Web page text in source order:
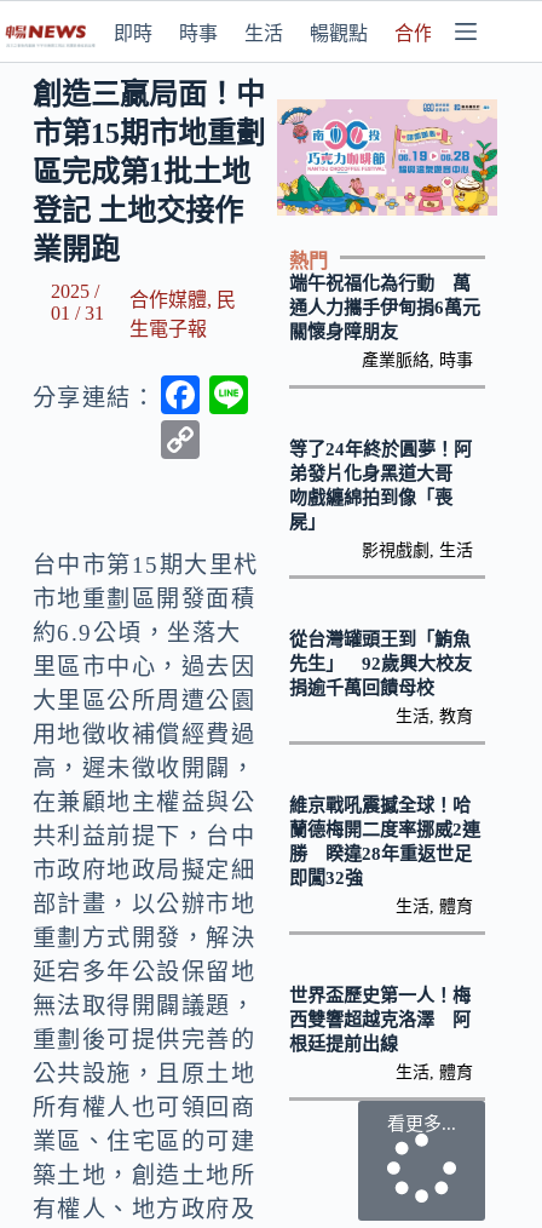
即時 時事 生活 暢觀點 合作媒體
創造三贏局面！中
市第15期市地重劃
區完成第1批土地
登記 土地交接作
業開跑
2025 /
01 / 31
合作媒體, 民
生電子報
分享連結：
F
o
o
k
y
Li
n
k
台中市第15期大里杙
市地重劃區開發面積
約6.9公頃，坐落大
里區市中心，過去因
大里區公所周遭公園
用地徵收補償經費過
高，遲未徵收開闢，
在兼顧地主權益與公
共利益前提下，台中
市政府地政局擬定細
部計畫，以公辦市地
重劃方式開發，解決
延宕多年公設保留地
無法取得開闢議題，
重劃後可提供完善的
公共設施，且原土地
所有權人也可領回商
業區、住宅區的可建
築土地，創造土地所
有權人、地方政府及
熱門
端午祝福化為行動 萬
通人力攜手伊甸捐6萬元
關懷身障朋友
產業脈絡 時事
等了24年終於圓夢！阿
弟發片化身黑道大哥
吻戲纏綿拍到像「喪
屍」
影視戲劇 生活
從台灣罐頭王到「鮪魚
先生」 92歲興大校友
捐逾千萬回饋母校
生活 ,教育
維京戰吼震撼全球！哈
蘭德梅開二度率挪威2連
勝 睽違28年重返世足
即闖32強
生活 ,體育
世界盃歷史第一人！梅
西雙響超越克洛澤 阿
根廷提前出線
生活 ,體育
看更多...